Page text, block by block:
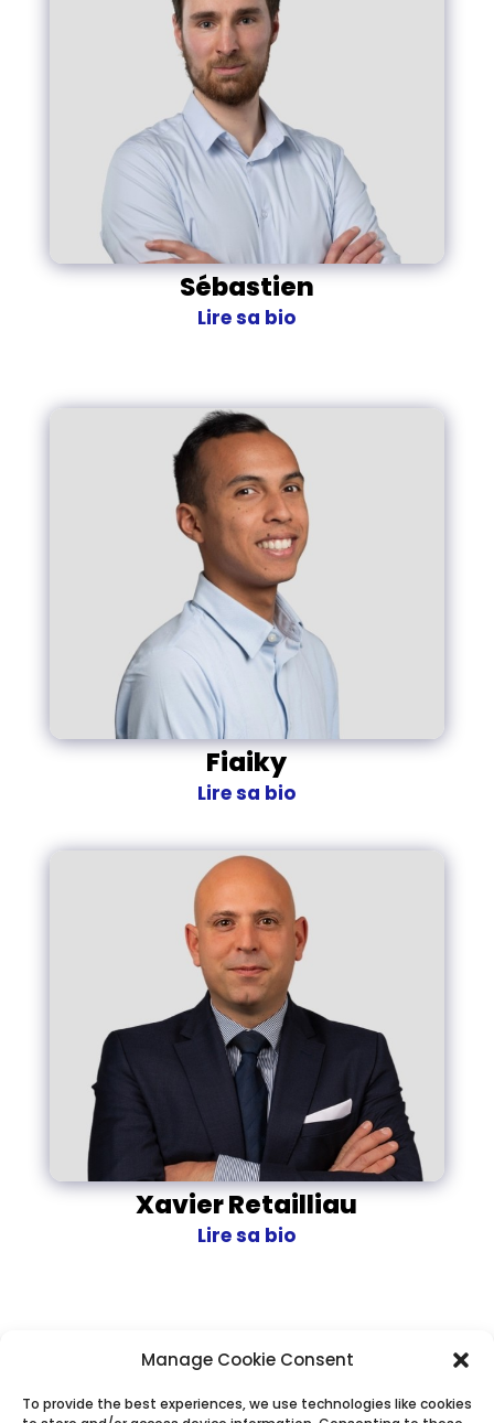
Manage Cookie Consent
To provide the best experiences, we use technologies like cookies
Sébastien
Lire sa bio
Fiaiky
Lire sa bio
Xavier Retailliau
Lire sa bio